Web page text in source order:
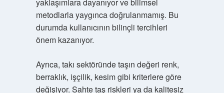
metodlarla yaygınca doğrulanmamış. Bu
durumda kullanıcının bilinçli tercihleri
önem kazanıyor.
Ayrıca, takı sektöründe taşın değeri renk,
berraklık, işçilik, kesim gibi kriterlere göre
değişiyor. Sahte taş riskleri ya da kalitesiz